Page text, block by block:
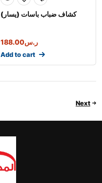
كشاف ضباب باسات (يسار)
ر.س188.00
Add to cart
Next